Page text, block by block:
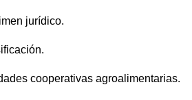
jurídico.
cooperativas agroalimentarias.